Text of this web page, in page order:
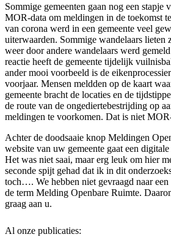
Sommige gemeenten gaan nog een stapje
MOR-data om meldingen in de toekomst
van corona werd in een gemeente veel
uiterwaarden. Sommige wandelaars lieten
weer door andere wandelaars werd
reactie heeft de gemeente tijdelijk
ander mooi voorbeeld is de
voorjaar. Mensen meldden op de kaart
gemeente bracht de locaties en de
de route van de ongediertebestrijding op
meldingen te voorkomen. Dat is niet
Achter de doodsaaie knop Meldingen
website van uw gemeente gaat een
Het was niet saai, maar erg leuk om hier
seconde spijt gehad dat ik in dit
toch…. We hebben niet gevraagd naar
de term Melding Openbare Ruimte.
graag aan u.
Al onze publicaties: